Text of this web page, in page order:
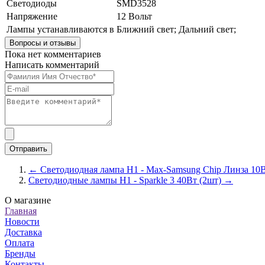
Светодиоды
SMD3528
Напряжение
12 Вольт
Лампы устанавливаются в Ближний свет; Дальний свет;
Вопросы и отзывы
Пока нет комментариев
Написать комментарий
← Светодиодная лампа H1 - Max-Samsung Chip Линза
Светодиодные лампы H1 - Sparkle 3 40Вт (2шт) →
О магазине
Главная
Новости
Доставка
Оплата
Бренды